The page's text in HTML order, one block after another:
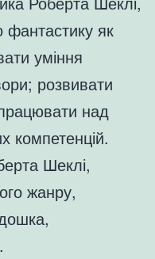
як
уміння
розвивати
над
компетенцій.
Шеклі,
жанру,